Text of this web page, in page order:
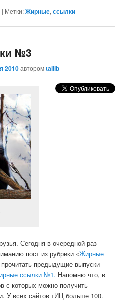
| Метки:Жирные,ссылки
№3
2010авторомtallib
Сегодня в очередной раз
пост из рубрики «Жирные
предыдущие выпуски
ссылки №1. Напомню что, в
с которых можно получить
У всех сайтов тИЦ больше 100.